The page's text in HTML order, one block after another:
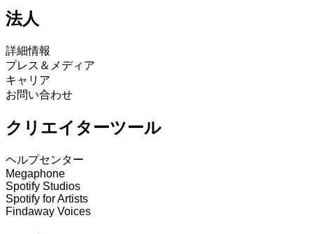
法人
詳細情報
プレス＆メディア
キャリア
お問い合わせ
クリエイターツール
ヘルプセンター
Megaphone
Spotify Studios
Spotify for Artists
Findaway Voices